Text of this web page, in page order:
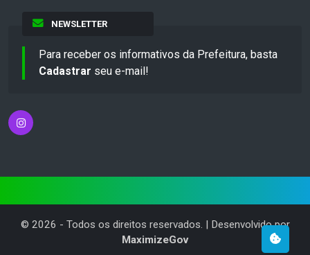
NEWSLETTER
Para receber os informativos da Prefeitura, basta
Cadastrar seu e-mail!
© 2026 - Todos os direitos reservados. | Desenvolvido por
MaximizeGov